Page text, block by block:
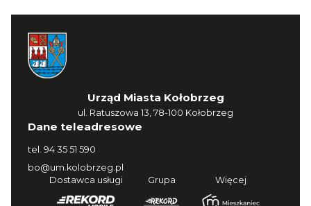
Urząd Miasta Kołobrzeg
ul. Ratuszowa 13, 78-100 Kołobrzeg
Dane teleadresowe
tel. 94 35 51 590
bo@um.kolobrzeg.pl
Dostawca usługi
Grupa Więcej